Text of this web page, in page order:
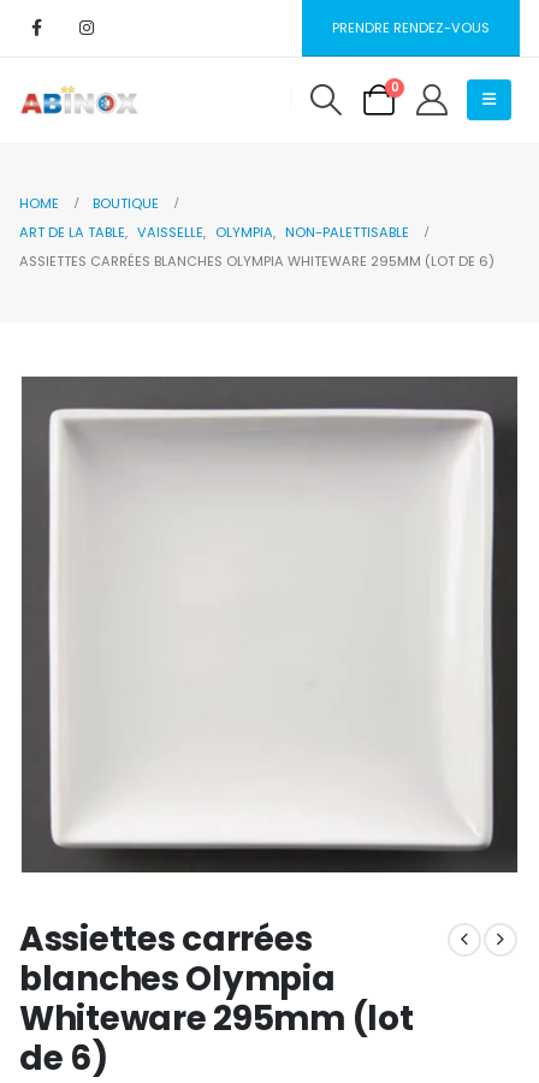
PRENDRE RENDEZ-VOUS
0
HOME
BOUTIQUE
ART DE LA TABLE, VAISSELLE, OLYMPIA, NON-PALETTISABLE
ASSIETTES CARRÉES BLANCHES OLYMPIA WHITEWARE 295MM (LOT DE 6)
Assiettes carrées
blanches Olympia
Whiteware 295mm (lot
de 6)